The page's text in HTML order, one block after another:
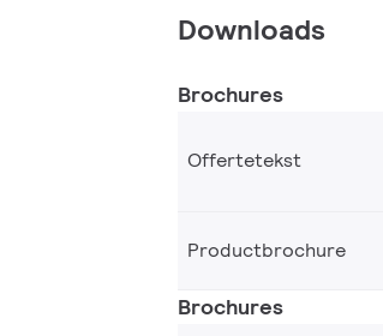
Downloads
Brochures
Offertetekst
Productbrochure
Brochures